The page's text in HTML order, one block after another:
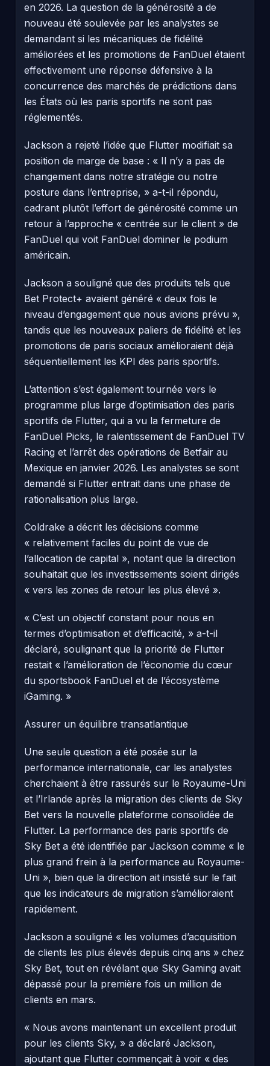
en 2026. La question de la générosité a de
nouveau été soulevée par les analystes se
demandant si les mécaniques de fidélité
améliorées et les promotions de FanDuel étaient
effectivement une réponse défensive à la
concurrence des marchés de prédictions dans
les États où les paris sportifs ne sont pas
réglementés.
Jackson a rejeté l’idée que Flutter modifiait sa
position de marge de base : « Il n’y a pas de
changement dans notre stratégie ou notre
posture dans l’entreprise, » a-t-il répondu,
cadrant plutôt l’effort de générosité comme un
retour à l’approche « centrée sur le client » de
FanDuel qui voit FanDuel dominer le podium
américain.
Jackson a souligné que des produits tels que
Bet Protect+ avaient généré « deux fois le
niveau d’engagement que nous avions prévu »,
tandis que les nouveaux paliers de fidélité et les
promotions de paris sociaux amélioraient déjà
séquentiellement les KPI des paris sportifs.
L’attention s’est également tournée vers le
programme plus large d’optimisation des paris
sportifs de Flutter, qui a vu la fermeture de
FanDuel Picks, le ralentissement de FanDuel TV
Racing et l’arrêt des opérations de Betfair au
Mexique en janvier 2026. Les analystes se sont
demandé si Flutter entrait dans une phase de
rationalisation plus large.
Coldrake a décrit les décisions comme
« relativement faciles du point de vue de
l’allocation de capital », notant que la direction
souhaitait que les investissements soient dirigés
« vers les zones de retour les plus élevé ».
« C’est un objectif constant pour nous en
termes d’optimisation et d’efficacité, » a-t-il
déclaré, soulignant que la priorité de Flutter
restait « l’amélioration de l’économie du cœur
du sportsbook FanDuel et de l’écosystème
iGaming. »
Assurer un équilibre transatlantique
Une seule question a été posée sur la
performance internationale, car les analystes
cherchaient à être rassurés sur le Royaume-Uni
et l’Irlande après la migration des clients de Sky
Bet vers la nouvelle plateforme consolidée de
Flutter. La performance des paris sportifs de
Sky Bet a été identifiée par Jackson comme « le
plus grand frein à la performance au Royaume-
Uni », bien que la direction ait insisté sur le fait
que les indicateurs de migration s’amélioraient
rapidement.
Jackson a souligné « les volumes d’acquisition
de clients les plus élevés depuis cinq ans » chez
Sky Bet, tout en révélant que Sky Gaming avait
dépassé pour la première fois un million de
clients en mars.
« Nous avons maintenant un excellent produit
pour les clients Sky, » a déclaré Jackson,
ajoutant que Flutter commençait à voir « des